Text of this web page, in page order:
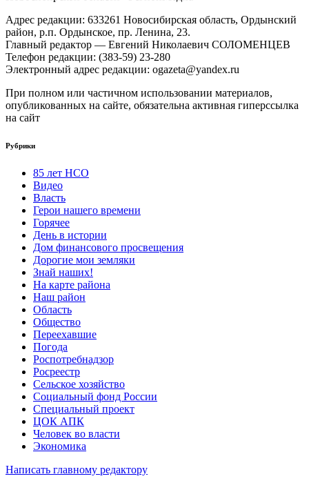
Адрес редакции: 633261 Новосибирская область, Ордынский
район, р.п. Ордынское, пр. Ленина, 23.
Главный редактор — Евгений Николаевич СОЛОМЕНЦЕВ
Телефон редакции: (383-59) 23-280
Электронный адрес редакции: ogazeta@yandex.ru
При полном или частичном использовании материалов,
опубликованных на сайте, обязательна активная гиперссылка
на сайт
Рубрики
85 лет НСО
Видео
Власть
Герои нашего времени
Горячее
День в истории
Дом финансового просвещения
Дорогие мои земляки
Знай наших!
На карте района
Наш район
Область
Общество
Переехавшие
Погода
Роспотребнадзор
Росреестр
Сельское хозяйство
Социальный фонд России
Специальный проект
ЦОК АПК
Человек во власти
Экономика
Написать главному редактору